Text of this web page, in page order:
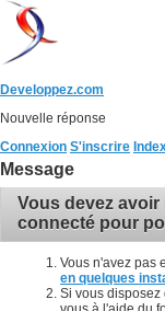
Developpez.com
Nouvelle réponse
Connexion S'inscrire
Message
Vous devez
connecté pour
Vous n'avez pas
en quelques
Si vous disposez